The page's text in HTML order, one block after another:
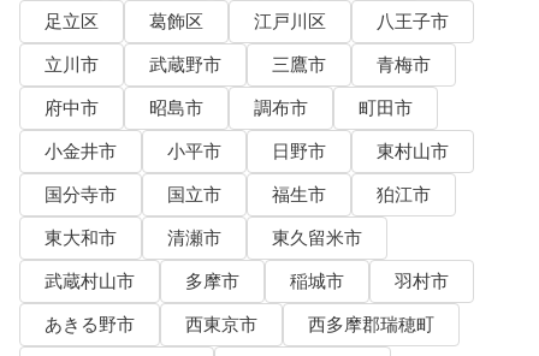
足立区
葛飾区 江戸川区
八王子市
立川市
武蔵野市 三鷹市
青梅市
府中市
昭島市 調布市
町田市
小金井市
小平市 日野市
東村山市
国分寺市
国立市 福生市
狛江市
東大和市
清瀬市
東久留米市
武蔵村山市
多摩市 稲城市
羽村市
あきる野市
西東京市
西多摩郡瑞穂町